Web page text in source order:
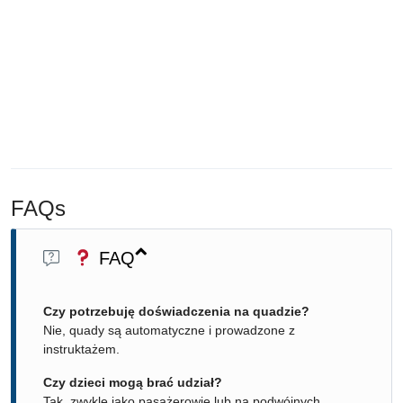
FAQs
FAQ
Czy potrzebuję doświadczenia na quadzie?
Nie, quady są automatyczne i prowadzone z
instruktażem.
Czy dzieci mogą brać udział?